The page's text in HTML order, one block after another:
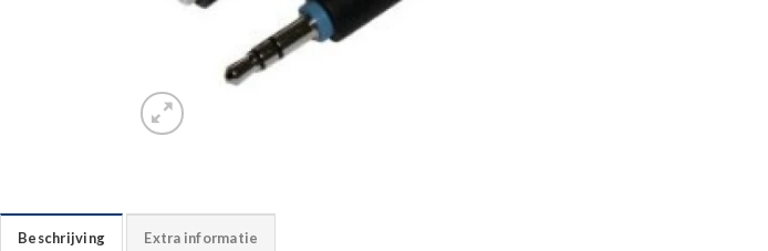
Beschrijving Extra informatie